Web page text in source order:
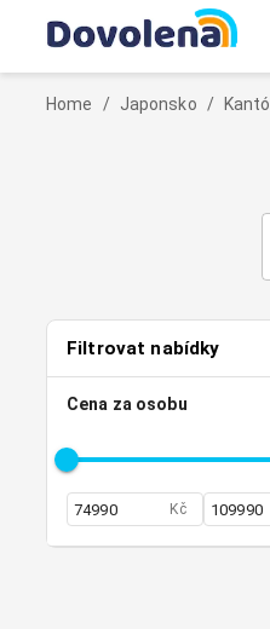
Home / Japonsko / Kantó
Filtrovat nabídky
Cena za osobu
Kč